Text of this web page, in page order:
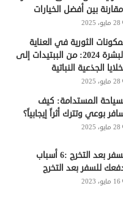
ي
س
ت
م
م
و
R
S
بين أفضل الخيارات
28 مايو، 2025
الثورية في العناية
بالبشرة 2024: من الببتيدات إلى
الجذعية النباتية
28 مايو، 2025
المستدامة: كيف
بوعي وتترك أثراً إيجابياً؟
28 مايو، 2025
السفر بعد التخرج :6 أسباب
للسفر بعد التخرج
16 مايو، 2023